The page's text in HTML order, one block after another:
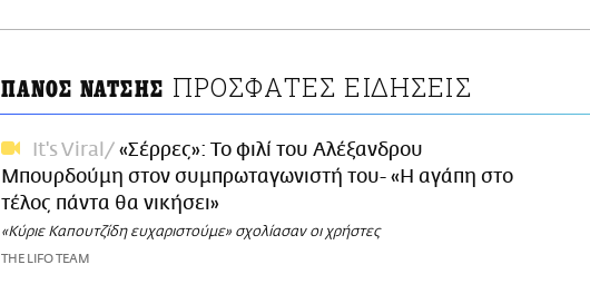
ΠΑΝΟΣ ΝΑΤΣΗΣ ΠΡΟΣΦΑΤΕΣ ΕΙΔΗΣΕΙΣ
It's Viral
«Σέρρες»: Το φιλί του Αλέξανδρου
Μπουρδούμη στον συμπρωταγωνιστή του- «Η αγάπη στο
τέλος πάντα θα νικήσει»
«Κύριε Καπουτζίδη ευχαριστούμε» σχολίασαν οι χρήστες
THE LIFO TEAM